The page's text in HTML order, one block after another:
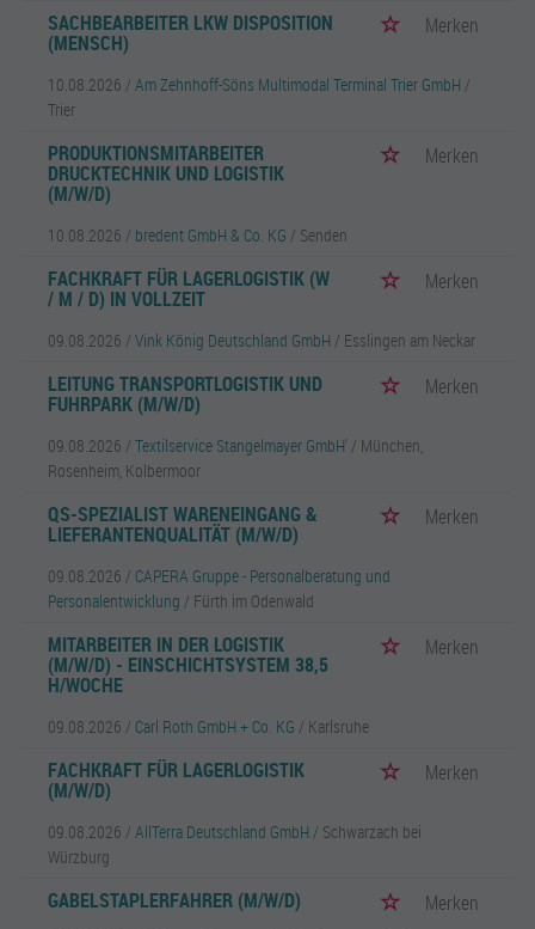
SACHBEARBEITER LKW DISPOSITION
(MENSCH)
Merken
10.08.2026 / Am Zehnhoff-Söns Multimodal Terminal Trier GmbH /
Trier
PRODUKTIONSMITARBEITER
DRUCKTECHNIK UND LOGISTIK
(M/W/D)
Merken
10.08.2026 / bredent GmbH & Co. KG / Senden
FACHKRAFT FÜR LAGERLOGISTIK (W
/ M / D) IN VOLLZEIT
Merken
09.08.2026 / Vink König Deutschland GmbH / Esslingen am Neckar
LEITUNG TRANSPORTLOGISTIK UND
FUHRPARK (M/W/D)
Merken
09.08.2026 / Textilservice Stangelmayer GmbH' / München,
Rosenheim, Kolbermoor
QS-SPEZIALIST WARENEINGANG &
LIEFERANTENQUALITÄT (M/W/D)
Merken
09.08.2026 / CAPERA Gruppe - Personalberatung und
Personalentwicklung / Fürth im Odenwald
MITARBEITER IN DER LOGISTIK
(M/W/D) - EINSCHICHTSYSTEM 38,5
H/WOCHE
Merken
09.08.2026 / Carl Roth GmbH + Co. KG / Karlsruhe
FACHKRAFT FÜR LAGERLOGISTIK
(M/W/D)
Merken
09.08.2026 / AllTerra Deutschland GmbH / Schwarzach bei
Würzburg
GABELSTAPLERFAHRER (M/W/D) Merken